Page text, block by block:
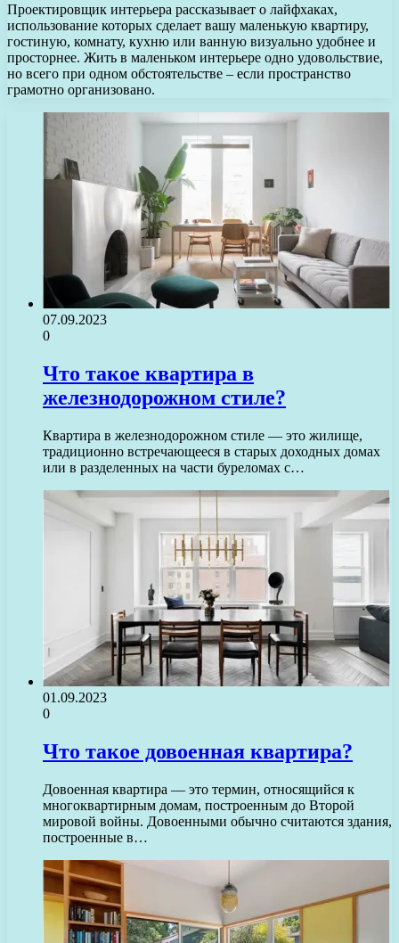
Проектировщик интерьера рассказывает о лайфхаках,
использование которых сделает вашу маленькую квартиру,
гостиную, комнату, кухню или ванную визуально удобнее и
просторнее. Жить в маленьком интерьере одно удовольствие,
но всего при одном обстоятельстве – если пространство
грамотно организовано.
07.09.2023
0
Что такое квартира в
железнодорожном стиле?
Квартира в железнодорожном стиле — это жилище,
традиционно встречающееся в старых доходных домах
или в разделенных на части буреломах с…
01.09.2023
0
Что такое довоенная квартира?
Довоенная квартира — это термин, относящийся к
многоквартирным домам, построенным до Второй
мировой войны. Довоенными обычно считаются здания,
построенные в…